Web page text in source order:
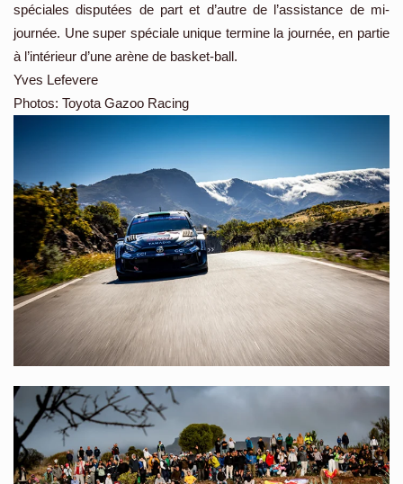
spéciales disputées de part et d’autre de l’assistance de mi-
journée. Une super spéciale unique termine la journée, en partie
à l’intérieur d’une arène de basket-ball.
Yves Lefevere
Photos: Toyota Gazoo Racing